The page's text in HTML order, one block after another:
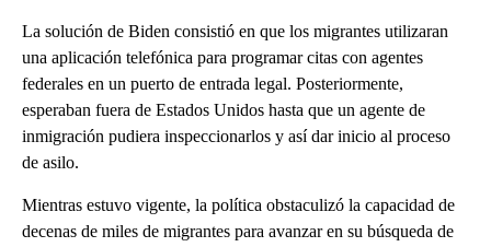
La solución de Biden consistió en que los migrantes utilizaran
una aplicación telefónica para programar citas con agentes
federales en un puerto de entrada legal. Posteriormente,
esperaban fuera de Estados Unidos hasta que un agente de
inmigración pudiera inspeccionarlos y así dar inicio al proceso
de asilo.
Mientras estuvo vigente, la política obstaculizó la capacidad de
decenas de miles de migrantes para avanzar en su búsqueda de